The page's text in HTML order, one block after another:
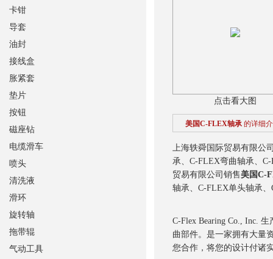
点击看大图
美国C-FLEX轴承 的详细
上海轶舜国际贸易有限公
承、C-FLEX弯曲轴承、
贸易有限公司销售美国C-
轴承、C-FLEX单头轴承
C-Flex Bearing Co., Inc.
曲部件。是一家拥有大量
您合作，将您的设计付诸
卡钳
导套
油封
接线盒
胀紧套
垫片
按钮
磁座钻
电缆滑车
喷头
清洗液
滑环
旋转轴
拖带辊
气动工具